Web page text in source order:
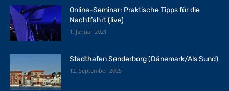
Online-Seminar: Praktische Tipps für die
Nachtfahrt (live)
1. Januar 2021
Stadthafen Sønderborg (Dänemark/Als Sund)
12. September 2025